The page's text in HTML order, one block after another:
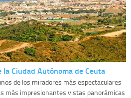
Ciudad Autónoma de Ceuta
de los miradores más espectaculares
más impresionantes vistas panorámicas